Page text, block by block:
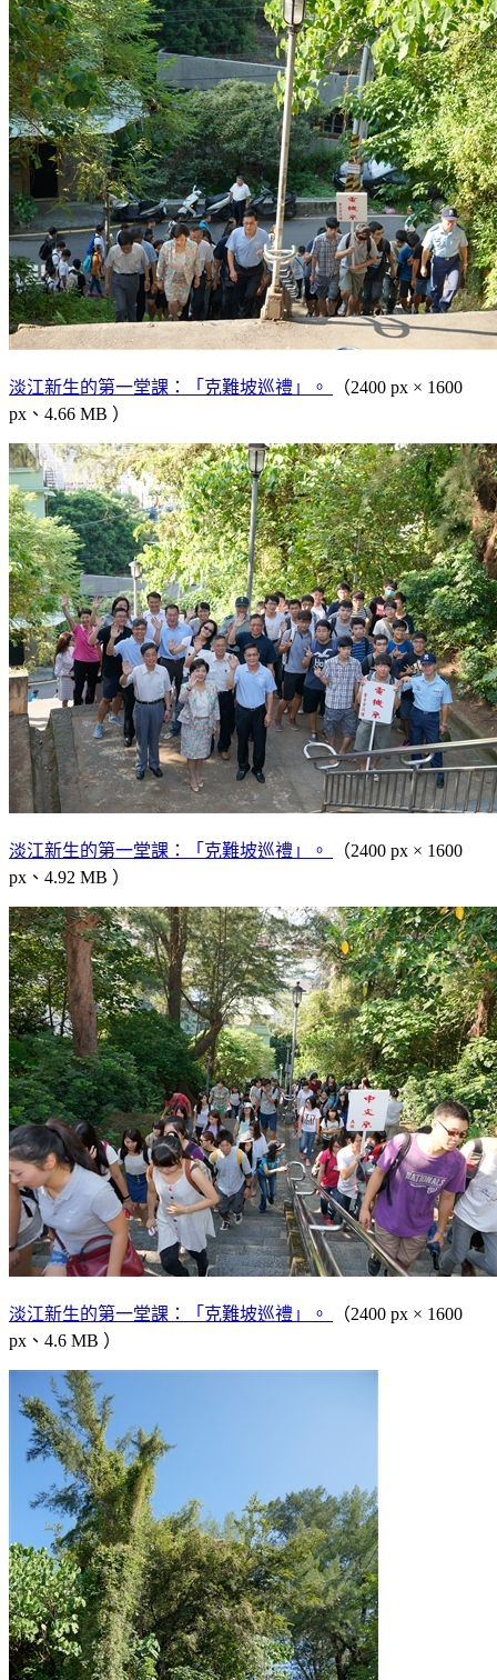
淡江新生的第一堂課：「克難坡巡禮」。
（2400 px × 1600
px、4.66 MB ）
淡江新生的第一堂課：「克難坡巡禮」。
（2400 px × 1600
px、4.92 MB ）
淡江新生的第一堂課：「克難坡巡禮」。
（2400 px × 1600
px、4.6 MB ）